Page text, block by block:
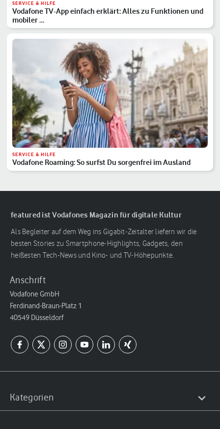
SERVICE & HILFE
Vodafone TV-App einfach erklärt: Alles zu Funktionen und
mobiler …
SERVICE & HILFE
Vodafone Roaming: So surfst Du sorgenfrei im Ausland
featured ist Vodafones Magazin für digitale Kultur
Als Begleiter auf dem Weg ins Gigabit-Zeitalter liefern wir die
besten Stories zu Smartphone-Highlights, Gadgets, den
heißesten Tech-News und Kino- und TV-Höhepunkte.
Anschrift
Vodafone GmbH
Ferdinand-Braun-Platz 1
40549 Düsseldorf
Kategorien